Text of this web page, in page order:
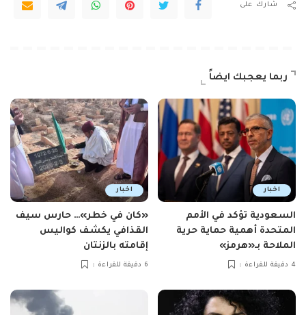
شارك على
ربما يعجبك ايضاً
اخبار
السعودية تؤكد في الأمم
المتحدة أهمية حماية حرية
الملاحة بـ«هرمز»
4 دقيقة للقراءة
اخبار
«كان في خطر»… حارس سيف
القذافي يكشف كواليس
إقامته بالزنتان
6 دقيقة للقراءة